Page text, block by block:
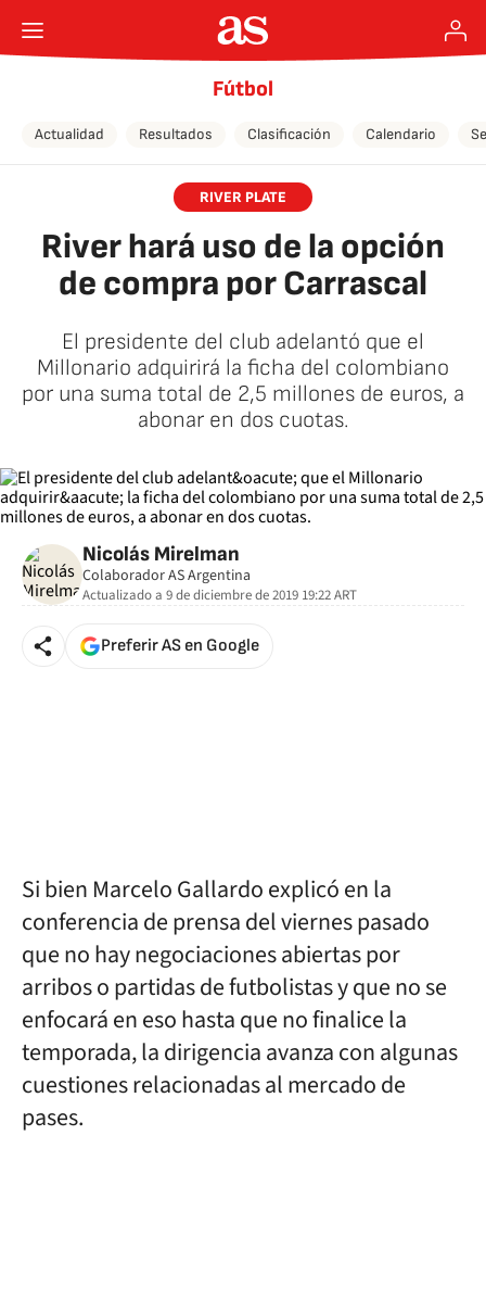
Fútbol
Actualidad Resultados Clasificación Calendario
RIVER PLATE
River hará uso de la opción
de compra por Carrascal
El presidente del club adelantó que el
Millonario adquirirá la ficha del colombiano
por una suma total de 2,5 millones de euros, a
abonar en dos cuotas.
Nicolás Mirelman
Colaborador AS Argentina
Actualizado a 9 de diciembre de 2019 19:22ART
Preferir AS en Google
Si bien Marcelo Gallardo explicó en la
conferencia de prensa del viernes pasado
que no hay negociaciones abiertas por
arribos o partidas de futbolistas y que no se
enfocará en eso hasta que no finalice la
temporada, la dirigencia avanza con algunas
cuestiones relacionadas al mercado de
pases.